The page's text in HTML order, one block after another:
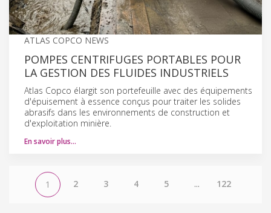
ATLAS COPCO NEWS
POMPES CENTRIFUGES PORTABLES POUR
LA GESTION DES FLUIDES INDUSTRIELS
Atlas Copco élargit son portefeuille avec des équipements
d'épuisement à essence conçus pour traiter les solides
abrasifs dans les environnements de construction et
d'exploitation minière.
En savoir plus…
1 2 3 4 5 ... 122